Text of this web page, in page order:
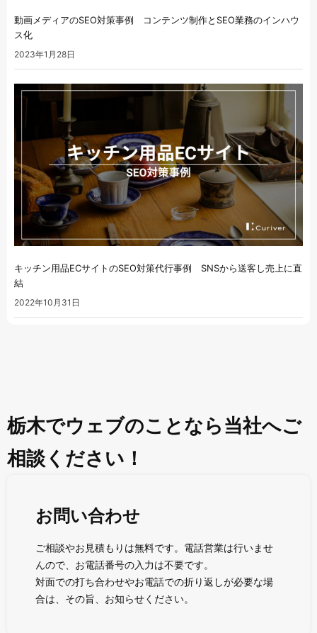
動画メディアのSEO対策事例 コンテンツ制作とSEO業務のインハウ
ス化
2023年1月28日
キッチン用品ECサイトのSEO対策代行事例 SNSから送客し売上に直
結
2022年10月31日
栃木でウェブのことなら当社へご
相談ください！
お問い合わせ
ご相談やお見積もりは無料です。電話営業は行いませ
んので、お電話番号の入力は不要です。
対面での打ち合わせやお電話での折り返しが必要な場
合は、その旨、お知らせください。